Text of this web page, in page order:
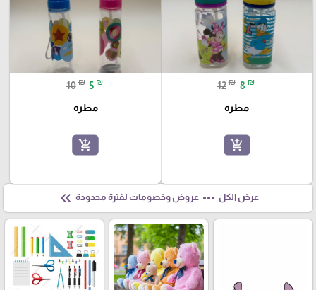
12 ₪ 8 ₪
مطره
add_shopping_cart
10 ₪ 5 ₪
مطره
add_shopping_cart
عرض الكل more_horiz عروض وخصومات لفترة محدودة keyboard_double_arrow_left